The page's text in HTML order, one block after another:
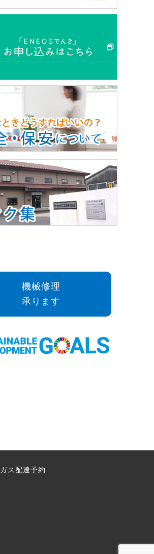
機械修理
承ります
ガス配達予約